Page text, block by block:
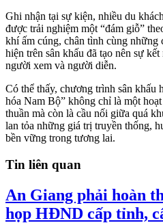
Ghi nhận tại sự kiện, nhiều du
được trải nghiệm một “đám giỗ”
khí ấm cúng, chân tình cùng những
hiện trên sân khấu đã tạo nên sự
người xem và người diễn.
Có thể thấy, chương trình sân khấu
hóa Nam Bộ” không chỉ là một
thuần mà còn là cầu nối giữa quá
lan tỏa những giá trị truyền thống,
bền vững trong tương lai.
Tin liên quan
An Giang phải hoàn
họp HĐND cấp tỉnh,